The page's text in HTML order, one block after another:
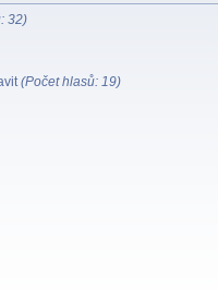
32)
(Počet hlasů: 19)